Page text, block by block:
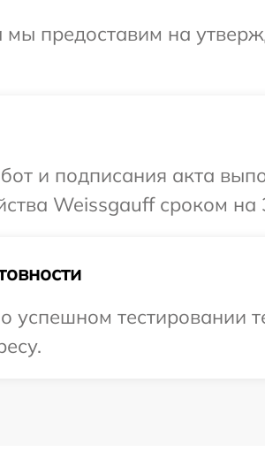
предоставим на
и подписания акта
Weissgauff сроком на
успешном тестировании